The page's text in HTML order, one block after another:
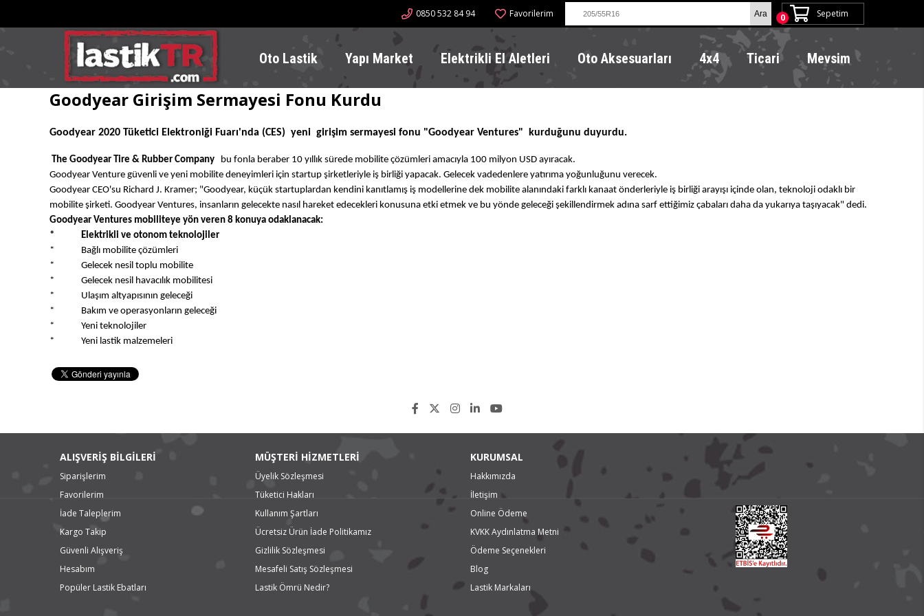
Sepetim
0
Favorilerim
0850 532 84 94
Oto Lastik Yapı Market Elektrikli El Aletleri Oto Aksesuarları 4x4 Ticari Mevsim
Goodyear Girişim Sermayesi Fonu Kurdu
Goodyear 2020 Tüketici Elektroniği Fuarı'nda (CES) yeni girişim sermayesi fonu "Goodyear Ventures" kurduğunu duyurdu.
The Goodyear Tire & Rubber Company bu fonla beraber 10 yıllık sürede mobilite çözümleri amacıyla 100 milyon USD ayıracak.
Goodyear Venture güvenli ve yeni mobilite deneyimleri için startup şirketleriyle iş birliği yapacak. Gelecek vadedenlere yatırıma yoğunluğunu verecek.
Goodyear CEO'su Richard J. Kramer; "Goodyear, küçük startuplardan kendini kanıtlamış iş modellerine dek mobilite alanındaki farklı kanaat önderleriyle iş birliği arayışı içinde olan, teknoloji odaklı bir
mobilite şirketi. Goodyear Ventures, insanların gelecekte nasıl hareket edecekleri konusuna etki etmek ve bu yönde geleceği şekillendirmek adına sarf ettiğimiz çabaları daha da yukarıya taşıyacak" dedi.
Goodyear Ventures mobiliteye yön veren 8 konuya odaklanacak:
* Elektrikli ve otonom teknolojiler
* Bağlı mobilite çözümleri
* Gelecek nesil toplu mobilite
* Gelecek nesil havacılık mobilitesi
* Ulaşım altyapısının geleceği
* Bakım ve operasyonların geleceği
* Yeni teknolojiler
* Yeni lastik malzemeleri
ALIŞVERİŞ BİLGİLERİ
Siparişlerim
Favorilerim
İade Taleplerim
Kargo Takip
Güvenli Alışveriş
Hesabım
Popüler Lastik Ebatları
MÜŞTERİ HİZMETLERİ
Üyelik Sözleşmesi
Tüketici Hakları
Kullanım Şartları
Ücretsiz Ürün İade Politikamız
Gizlilik Sözleşmesi
Mesafeli Satış Sözleşmesi
Lastik Ömrü Nedir?
KURUMSAL
Hakkımızda
İletişim
Online Ödeme
KVKK Aydınlatma Metni
Ödeme Seçenekleri
Blog
Lastik Markaları